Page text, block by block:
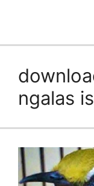
ngalas